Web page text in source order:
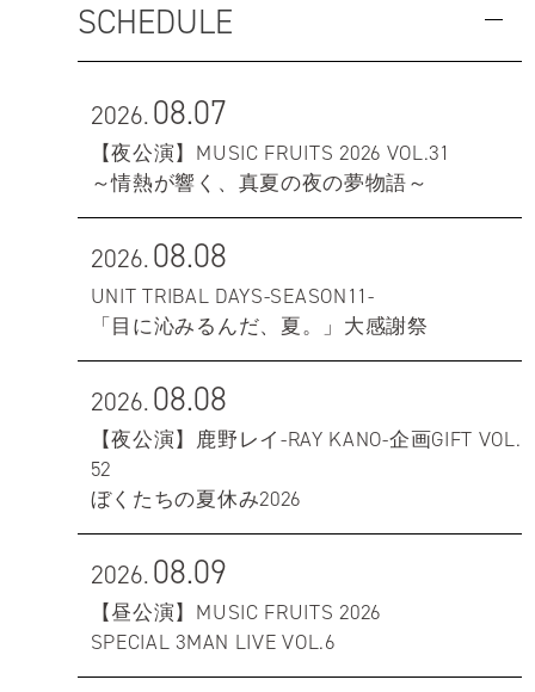
SCHEDULE
2026.08.07
【夜公演】MUSIC FRUITS 2026 VOL.31
～情熱が響く、真夏の夜の夢物語～
2026.08.08
UNIT TRIBAL DAYS-SEASON11-
「目に沁みるんだ、夏。」大感謝祭
2026.08.08
【夜公演】鹿野レイ-RAY KANO-企画GIFT VOL.
52
ぼくたちの夏休み2026
2026.08.09
【昼公演】MUSIC FRUITS 2026
SPECIAL 3MAN LIVE VOL.6